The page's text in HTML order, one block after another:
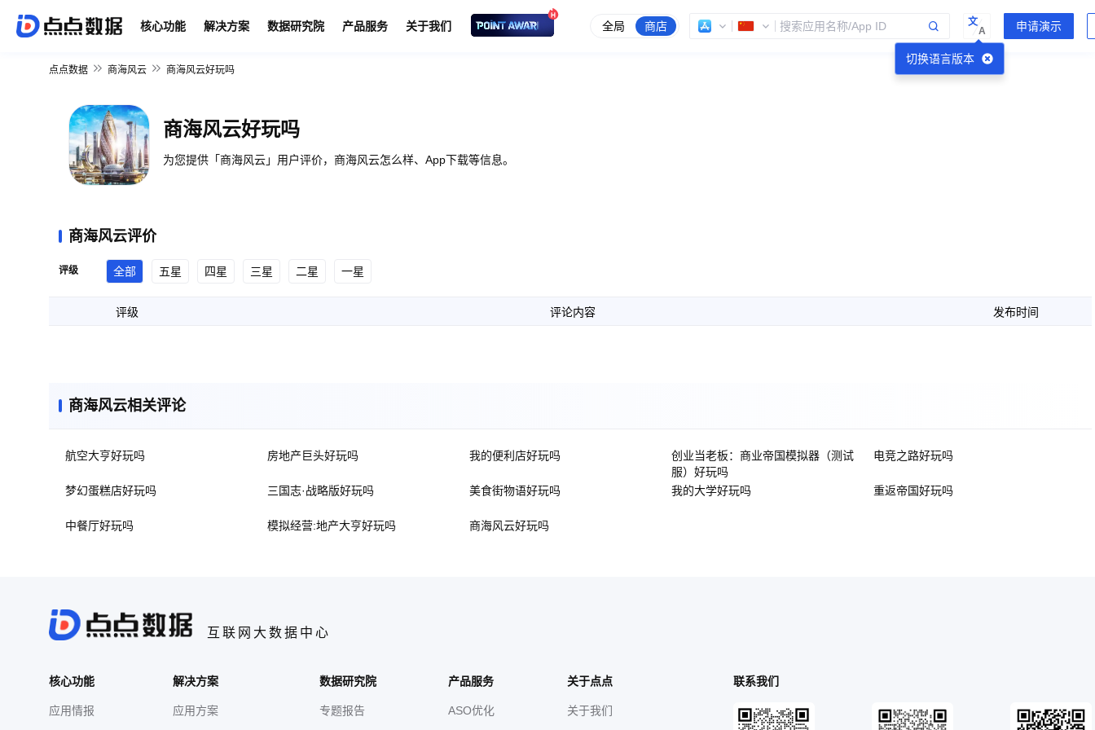
核心功能 解决方案 数据研究院 产品服务 关于我们 全局 商店
切换语言版本
文
A
点点数据 商海风云 商海风云好玩吗
商海风云好玩吗
为您提供「商海风云」用户评价，商海风云怎么样、App下载等信息。
商海风云评价
评级 全部 五星 四星 三星 二星 一星
评级 评论内容 发布时间
商海风云相关评论
航空大亨好玩吗 房地产巨头好玩吗 我的便利店好玩吗
创业当老板：商业帝国模拟器（测试
服）好玩吗
电竞之路好玩吗
梦幻蛋糕店好玩吗 三国志·战略版好玩吗 美食街物语好玩吗 我的大学好玩吗 重返帝国好玩吗
中餐厅好玩吗 模拟经营:地产大亨好玩吗 商海风云好玩吗
互联网大数据中心
核心功能
应用情报
解决方案
应用方案
数据研究院
专题报告
产品服务
ASO优化
关于点点
关于我们
联系我们